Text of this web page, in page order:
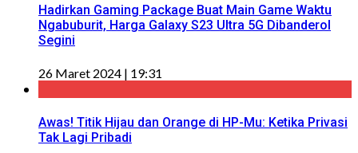
Hadirkan Gaming Package Buat Main Game Waktu
Ngabuburit, Harga Galaxy S23 Ultra 5G Dibanderol
Segini
26 Maret 2024 | 19:31
Awas! Titik Hijau dan Orange di HP-Mu: Ketika Privasi
Tak Lagi Pribadi